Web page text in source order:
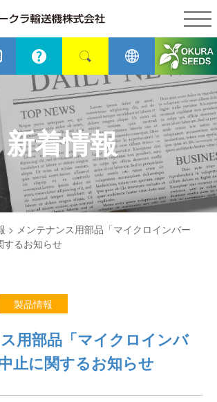
探す
技術情報
テム
ジアム
新着情報
> メンテナンス用部品「マイクロインバー
するお知らせ
製品情報
用部品「マイクロインバ
止に関するお知らせ